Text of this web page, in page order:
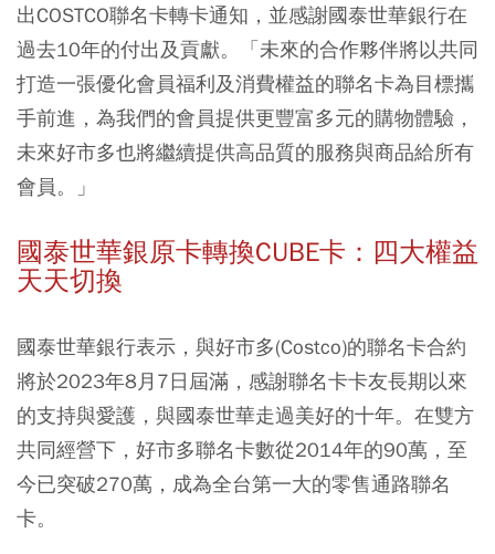
出COSTCO聯名卡轉卡通知，並感謝國泰世華銀行在
過去10年的付出及貢獻。「未來的合作夥伴將以共同
打造一張優化會員福利及消費權益的聯名卡為目標攜
手前進，為我們的會員提供更豐富多元的購物體驗，
未來好市多也將繼續提供高品質的服務與商品給所有
會員。」
國泰世華銀原卡轉換CUBE卡：四大權益
天天切換
國泰世華銀行表示，與好市多(Costco)的聯名卡合約
將於2023年8月7日屆滿，感謝聯名卡卡友長期以來
的支持與愛護，與國泰世華走過美好的十年。在雙方
共同經營下，好市多聯名卡數從2014年的90萬，至
今已突破270萬，成為全台第一大的零售通路聯名
卡。